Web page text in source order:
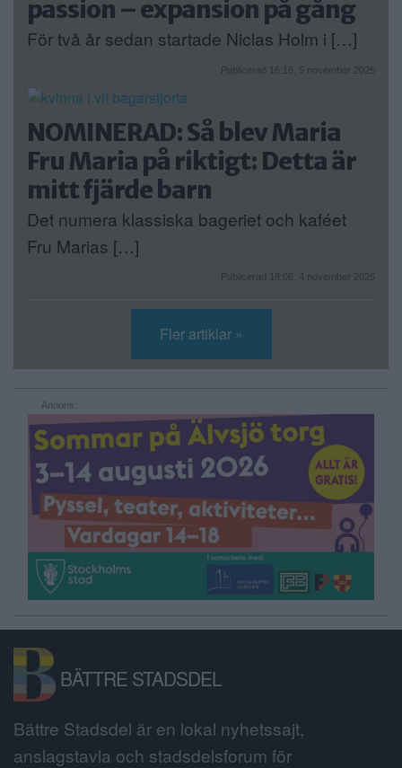
passion – expansion på gång
För två år sedan startade Niclas Holm i […]
Publicerad 16:16, 5 november 2025
NOMINERAD: Så blev Maria
Fru Maria på riktigt: Detta är
mitt fjärde barn
Det numera klassiska bageriet och kaféet
Fru Marias […]
Publicerad 18:06, 4 november 2025
Fler artiklar »
Annons:
BÄTTRE STADSDEL
Bättre Stadsdel är en lokal nyhetssajt,
anslagstavla och stadsdelsforum för